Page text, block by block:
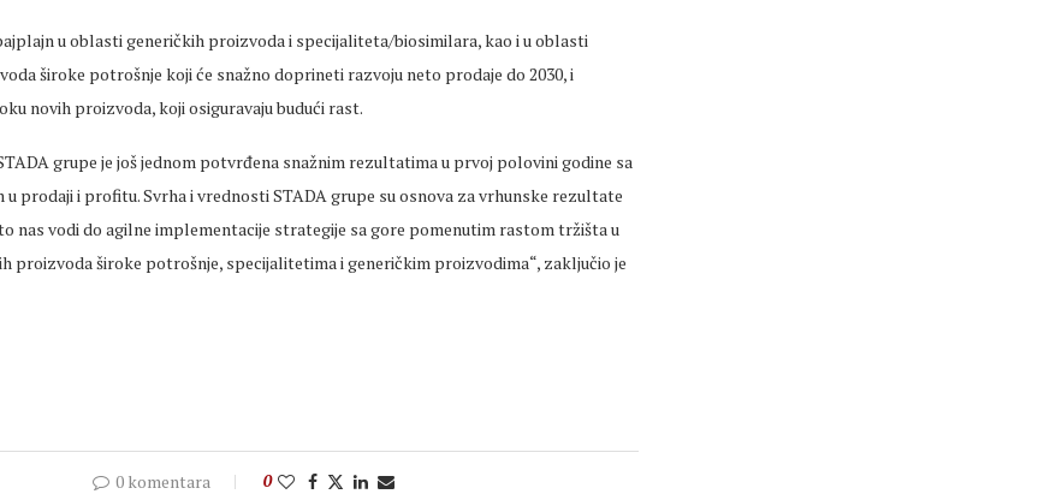
u oblasti generičkih proizvoda i specijaliteta/biosimilara, kao i u oblasti
široke potrošnje koji će snažno doprineti razvoju neto prodaje do 2030, i
novih proizvoda, koji osiguravaju budući rast.
grupe je još jednom potvrđena snažnim rezultatima u prvoj polovini godine sa
prodaji i profitu. Svrha i vrednosti STADA grupe su osnova za vrhunske rezultate
nas vodi do agilne implementacije strategije sa gore pomenutim rastom tržišta u
proizvoda široke potrošnje, specijalitetima i generičkim proizvodima“, zaključio je
0 komentara 0